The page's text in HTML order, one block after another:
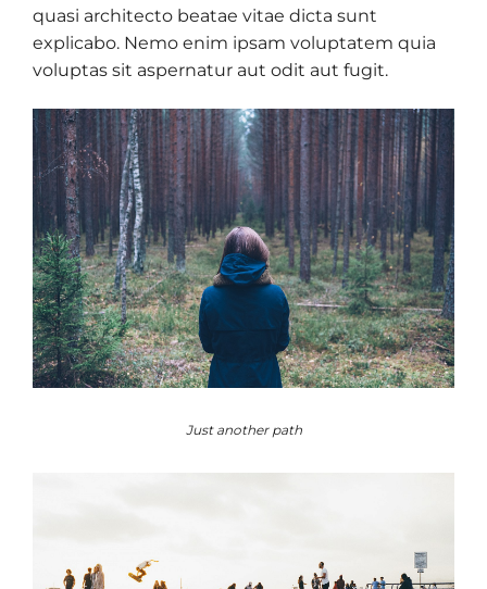
quasi architecto beatae vitae dicta sunt
explicabo. Nemo enim ipsam voluptatem quia
voluptas sit aspernatur aut odit aut fugit.
Just another path